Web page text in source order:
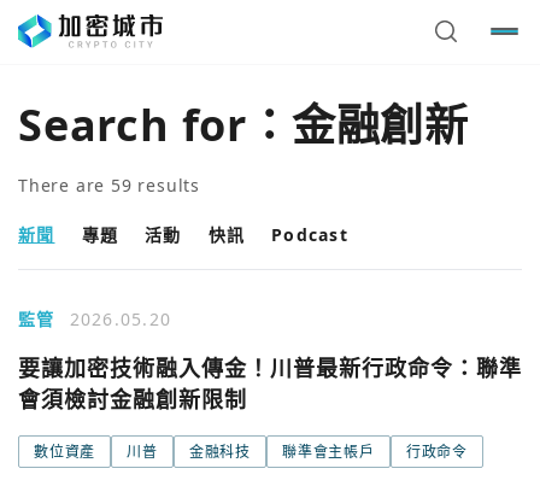
Search for： 金融創新
There are 59 results
新聞 專題 活動 快訊 Podcast
監管 2026.05.20
要讓加密技術融入傳金！川普最新行政命令：聯準
會須檢討金融創新限制
數位資產 川普 金融科技 聯準會主帳戶 行政命令